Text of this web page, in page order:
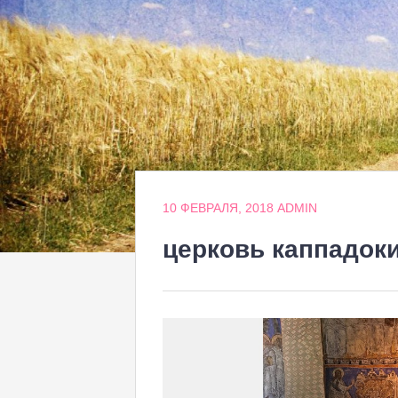
10 ФЕВРАЛЯ, 2018 ADMIN
церковь